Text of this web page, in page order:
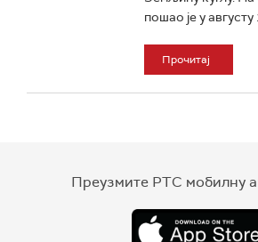
пошао је у
Прочитај
Преузмите РТС мобилну